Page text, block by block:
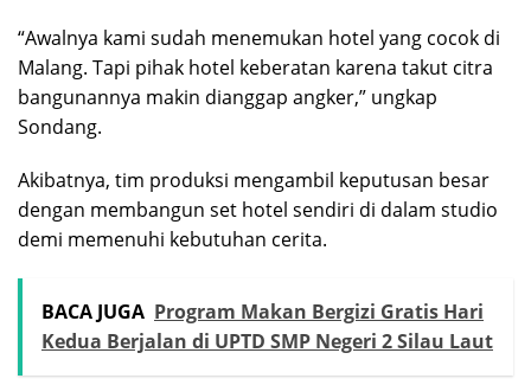
“Awalnya kami sudah menemukan hotel yang cocok di
Malang. Tapi pihak hotel keberatan karena takut citra
bangunannya makin dianggap angker,” ungkap
Sondang.
Akibatnya, tim produksi mengambil keputusan besar
dengan membangun set hotel sendiri di dalam studio
demi memenuhi kebutuhan cerita.
BACA JUGA Program Makan Bergizi Gratis Hari
Kedua Berjalan di UPTD SMP Negeri 2 Silau Laut